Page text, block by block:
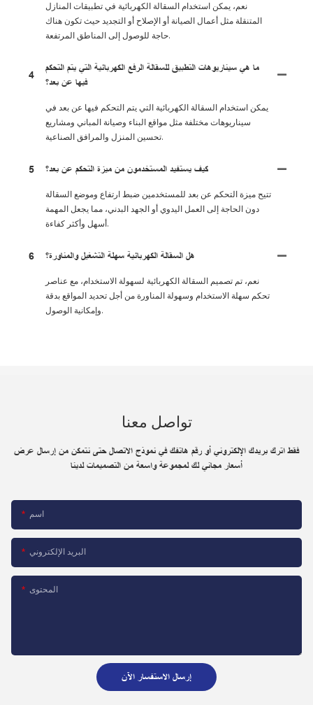
نعم، يمكن استخدام السقالة الكهربائية في تطبيقات المنازل
المتنقلة مثل أعمال الصيانة أو الإصلاح أو التجديد حيث تكون هناك
حاجة للوصول إلى المناطق المرتفعة.
4
ما هي سيناريوهات التطبيق للسقالة الرفع الكهربائية التي يتم التحكم
فيها عن بعد؟
يمكن استخدام السقالة الكهربائية التي يتم التحكم فيها عن بعد في
سيناريوهات مختلفة مثل مواقع البناء وصيانة المباني ومشاريع
تحسين المنزل والمرافق الصناعية.
5 كيف يستفيد المستخدمون من ميزة التحكم عن بعد؟
تتيح ميزة التحكم عن بعد للمستخدمين ضبط ارتفاع وموضع السقالة
دون الحاجة إلى العمل اليدوي أو الجهد البدني، مما يجعل المهمة
أسهل وأكثر كفاءة.
6 هل السقالة الكهربائية سهلة التشغيل والمناورة؟
نعم، تم تصميم السقالة الكهربائية لسهولة الاستخدام، مع عناصر
تحكم سهلة الاستخدام وسهولة المناورة من أجل تحديد المواقع بدقة
وإمكانية الوصول.
تواصل معنا
فقط اترك بريدك الإلكتروني أو رقم هاتفك في نموذج الاتصال حتى نتمكن من إرسال عرض
أسعار مجاني لك لمجموعة واسعة من التصميمات لدينا
اسم
البريد الإلكتروني
المحتوى
إرسال الاستفسار الآن